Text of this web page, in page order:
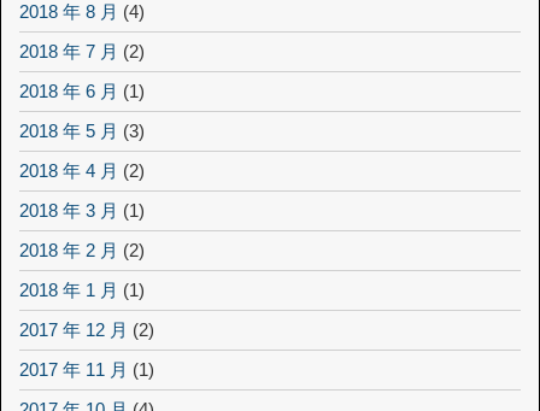
2018 年 8 月 (4)
2018 年 7 月 (2)
2018 年 6 月 (1)
2018 年 5 月 (3)
2018 年 4 月 (2)
2018 年 3 月 (1)
2018 年 2 月 (2)
2018 年 1 月 (1)
2017 年 12 月 (2)
2017 年 11 月 (1)